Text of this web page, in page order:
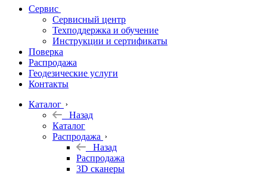
Софт
Георадары
Акции
Гидрография
Подбор
оборудования
по задачам
Архив
Геодезическое
оборудование
Сервис
Сервисный центр
Техподдержка и обучение
Инструкции и сертификаты
Поверка
Распродажа
Геодезические услуги
Контакты
Каталог
Назад
Каталог
Распродажа
Назад
Распродажа
3D сканеры